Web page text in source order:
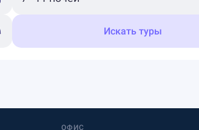
Искать туры
ОФИС